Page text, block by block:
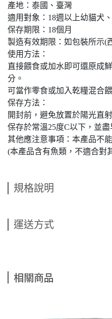
產地：泰國、臺灣
適用對象：18週以上幼貓
保存期限：18個月
製造有效期限：如包裝所
使用方法：
直接餵食或加水即可還原成
分。
可當作零食或加入乾糧混合餵
保存方法：
開封前，避免放置於陽光直
保存於常溫25度C以下，並
其他應注意事項：本產品不
(本產品含有魚類，不適合對
規格說明
運送方式
相關商品